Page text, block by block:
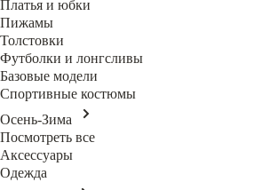
Платья и юбки
Пижамы
Толстовки
Футболки и лонгсливы
Базовые модели
Спортивные костюмы
Осень-Зима
Посмотреть все
Аксессуары
Одежда